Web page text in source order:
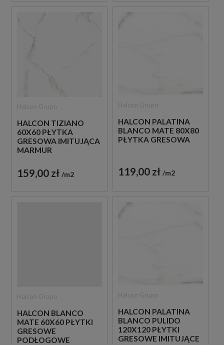
HALCON TIZIANO
60X60 PŁYTKA
GRESOWA IMITUJĄCA
MARMUR
159,00 zł m2
HALCON PALATINA
BLANCO MATE 80X80
PŁYTKA GRESOWA
119,00 zł m2
HALCON BLANCO
MATE 60X60 PŁYTKI
GRESOWE
PODŁOGOWE
HALCON PALATINA
BLANCO PULIDO
120X120 PŁYTKI
GRESOWE IMITUJĄCE